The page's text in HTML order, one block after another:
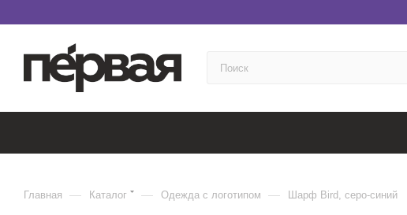
Главная — Каталог — Одежда с логотипом — Шарф Bird, серо-синий